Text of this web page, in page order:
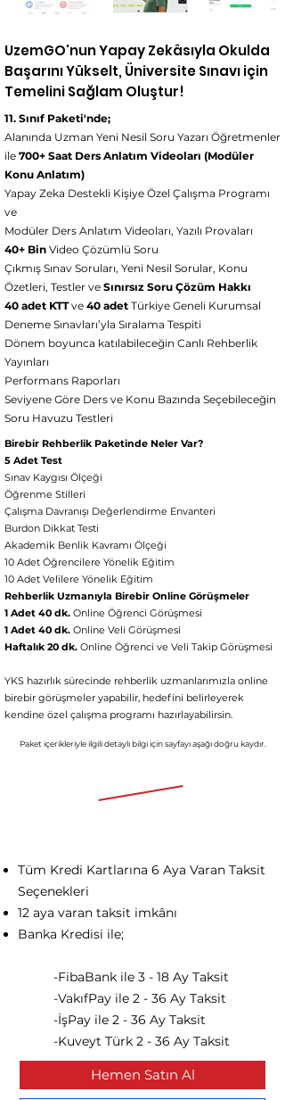
UzemGO'nun Yapay Zekâsıyla Okulda
Başarını Yükselt, Üniversite Sınavı için
Temelini Sağlam Oluştur!
11. Sınıf Paketi'nde;
Alanında Uzman Yeni Nesil Soru Yazarı Öğretmenler
ile 700+ Saat Ders Anlatım Videoları (Modüler
Konu Anlatım)
Yapay Zeka Destekli Kişiye Özel Çalışma Programı
ve
Modüler Ders Anlatım Videoları, Yazılı Provaları
40+ Bin Video Çözümlü Soru
Çıkmış Sınav Soruları, Yeni Nesil Sorular, Konu
Özetleri, Testler ve Sınırsız Soru Çözüm Hakkı
40 adet KTTve 40 adet Türkiye Geneli Kurumsal
Deneme Sınavları’yla Sıralama Tespiti
Dönem boyunca katılabileceğin Canlı Rehberlik
Yayınları
Performans Raporları
Seviyene Göre Ders ve Konu Bazında Seçebileceğin
Soru Havuzu Testleri
Birebir Rehberlik Paketinde Neler Var?
5 Adet Test
Sınav Kaygısı Ölçeği
Öğrenme Stilleri
Çalışma Davranışı Değerlendirme Envanteri
Burdon Dikkat Testi
Akademik Benlik Kavramı Ölçeği
10 Adet Öğrencilere Yönelik Eğitim
10 Adet Velilere Yönelik Eğitim
Rehberlik Uzmanıyla Birebir Online Görüşmeler
1 Adet 40 dk. Online Öğrenci Görüşmesi
1 Adet 40 dk. Online Veli Görüşmesi
Haftalık 20 dk. Online Öğrenci ve Veli Takip Görüşmesi
YKS hazırlık sürecinde rehberlik uzmanlarımızla online
birebir görüşmeler yapabilir, hedefini belirleyerek
kendine özel çalışma programı hazırlayabilirsin.
Paket içerikleriyle ilgili detaylı bilgi içinsayfayı aşağı doğru kaydır.
91.980 TL
Tüm Kredi Kartlarına 6 Aya Varan Taksit
Seçenekleri
12 aya varan taksit imkânı​
Banka Kredisi ile;
-FibaBank ile 3 - 18 Ay Taksit
-VakıfPay ile 2 - 36 Ay Taksit
-İşPay ile 2 - 36 Ay Taksit
-Kuveyt Türk 2 - 36 Ay Taksit
Hemen Satın Al